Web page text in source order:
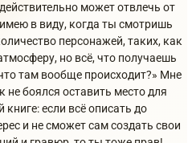
может отвлечь от
в виду, когда ты смотришь
персонажей, таких, как
но всё, что получаешь
там вообще происходит?» Мне
боялся оставить место для
если всё описать до
и не сможет сам создать свои